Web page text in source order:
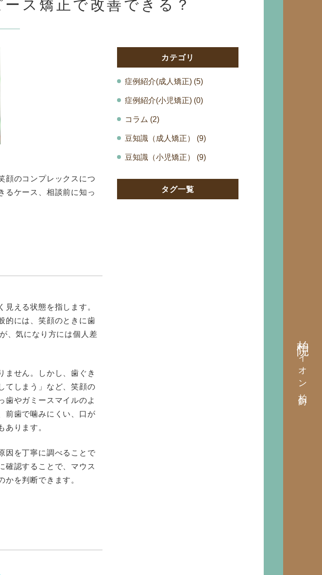
イオン柏向い
ス矯正で改善できる？
カテゴリ
症例紹介(成人矯正) (5)
症例紹介(小児矯正) (0)
コラム (2)
豆知識（成人矯正） (9)
豆知識（小児矯正） (9)
タグ一覧
顔のコンプレックスにつ
るケース、相談前に知っ
える状態を指します。
的には、笑顔のときに歯
、気になり方には個人差
ません。しかし、歯ぐき
てしまう」など、笑顔の
歯やガミースマイルのよ
前歯で噛みにくい、口が
あります。
因を丁寧に調べることで
確認することで、マウス
を判断できます。